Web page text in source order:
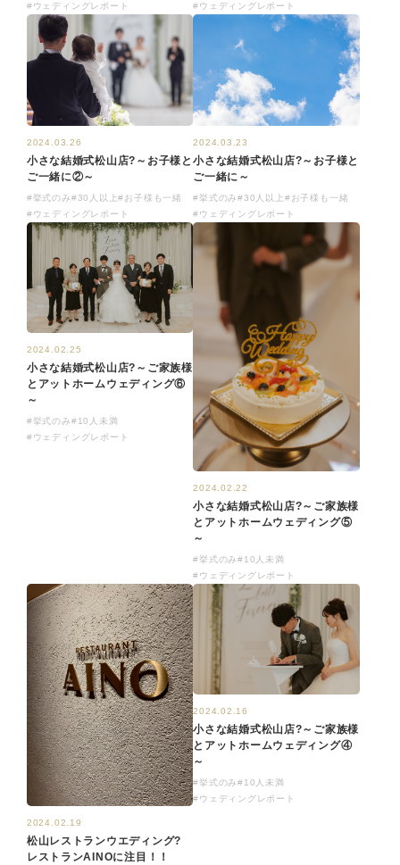
#ウェディングレポート #ウェディングレポート
2024.03.26
小さな結婚式松山店?～お子様と
ご一緒に②～
#挙式のみ#30人以上#お子様も一緒
#ウェディングレポート
2024.03.23
小さな結婚式松山店?～お子様と
ご一緒に～
#挙式のみ#30人以上#お子様も一緒
#ウェディングレポート
2024.02.25
小さな結婚式松山店?～ご家族様
とアットホームウェディング⑥
～
#挙式のみ#10人未満
#ウェディングレポート
2024.02.22
小さな結婚式松山店?～ご家族様
とアットホームウェディング⑤
～
#挙式のみ#10人未満
#ウェディングレポート
2024.02.19
松山レストランウエディング?
レストランAINOに注目！！
2024.02.16
小さな結婚式松山店?～ご家族様
とアットホームウェディング④
～
#挙式のみ#10人未満
#ウェディングレポート